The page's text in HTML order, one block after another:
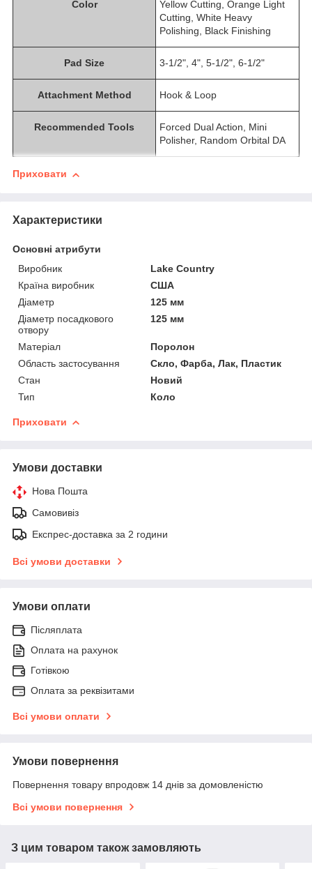
Color
Yellow Cutting, Orange Light
Cutting, White Heavy
Polishing, Black Finishing
Pad Size 3-1/2", 4", 5-1/2", 6-1/2"
Attachment Method Hook & Loop
Recommended Tools
Forced Dual Action, Mini
Polisher, Random Orbital DA
Приховати
Характеристики
Основні атрибути
Виробник
Lake Country
Країна виробник
США
Діаметр
125 мм
Діаметр посадкового
отвору
125 мм
Матеріал
Поролон
Область застосування
Скло, Фарба, Лак, Пластик
Стан
Новий
Тип
Коло
Приховати
Умови доставки
Нова Пошта
Самовивіз
Експрес-доставка за 2 години
Всі умови доставки
Умови оплати
Післяплата
Оплата на рахунок
Готівкою
Оплата за реквізитами
Всі умови оплати
Умови повернення
Повернення товару впродовж 14 днів за домовленістю
Всі умови повернення
З цим товаром також замовляють